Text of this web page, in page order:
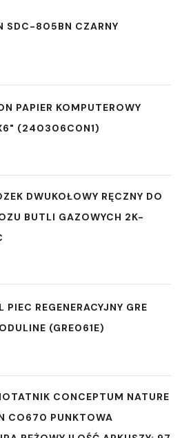
SDC-805BN CZARNY
PAPIER KOMPUTEROWY
(240306C0N1)
DWUKOŁOWY RĘCZNY DO
BUTLI GAZOWYCH 2K-
PIEC REGENERACYJNY GRE
(GRE061E)
CONCEPTUM NATURE
CO670 PUNKTOWA